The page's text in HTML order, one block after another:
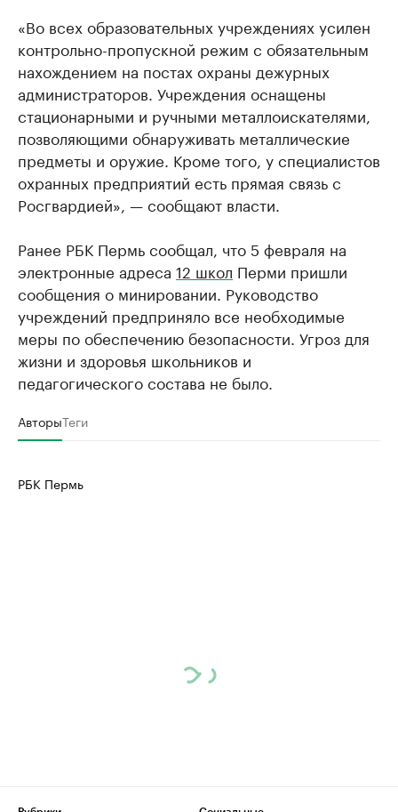
«Во всех образовательных учреждениях усилен
контрольно-пропускной режим с обязательным
нахождением на постах охраны дежурных
администраторов. Учреждения оснащены
стационарными и ручными металлоискателями,
позволяющими обнаруживать металлические
предметы и оружие. Кроме того, у специалистов
охранных предприятий есть прямая связь с
Росгвардией», — сообщают власти.
Ранее РБК Пермь сообщал, что 5 февраля на
электронные адреса 12 школ Перми пришли
сообщения о минировании. Руководство
учреждений предприняло все необходимые
меры по обеспечению безопасности. Угроз для
жизни и здоровья школьников и
педагогического состава не было.
АвторыТеги
РБК Пермь